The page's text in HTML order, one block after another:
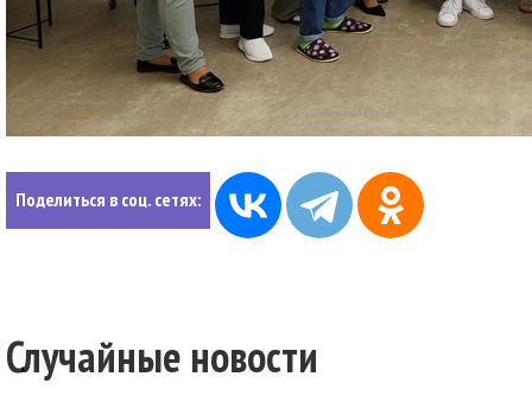
Поделиться в соц. сетях:
Случайные новости